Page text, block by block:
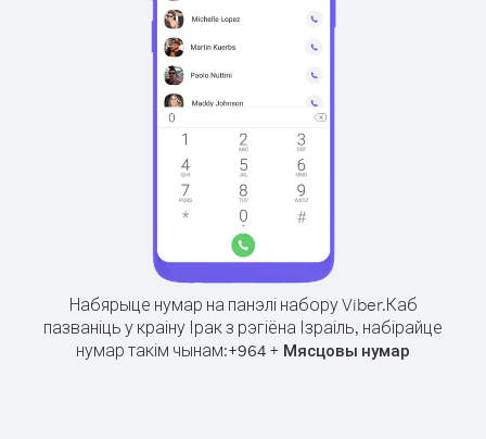
Набярыце нумар на панэлі набору Viber.Каб
пазваніць у краіну Ірак з рэгіёна Ізраіль, набірайце
нумар такім чынам:+964 + Мясцовы нумар